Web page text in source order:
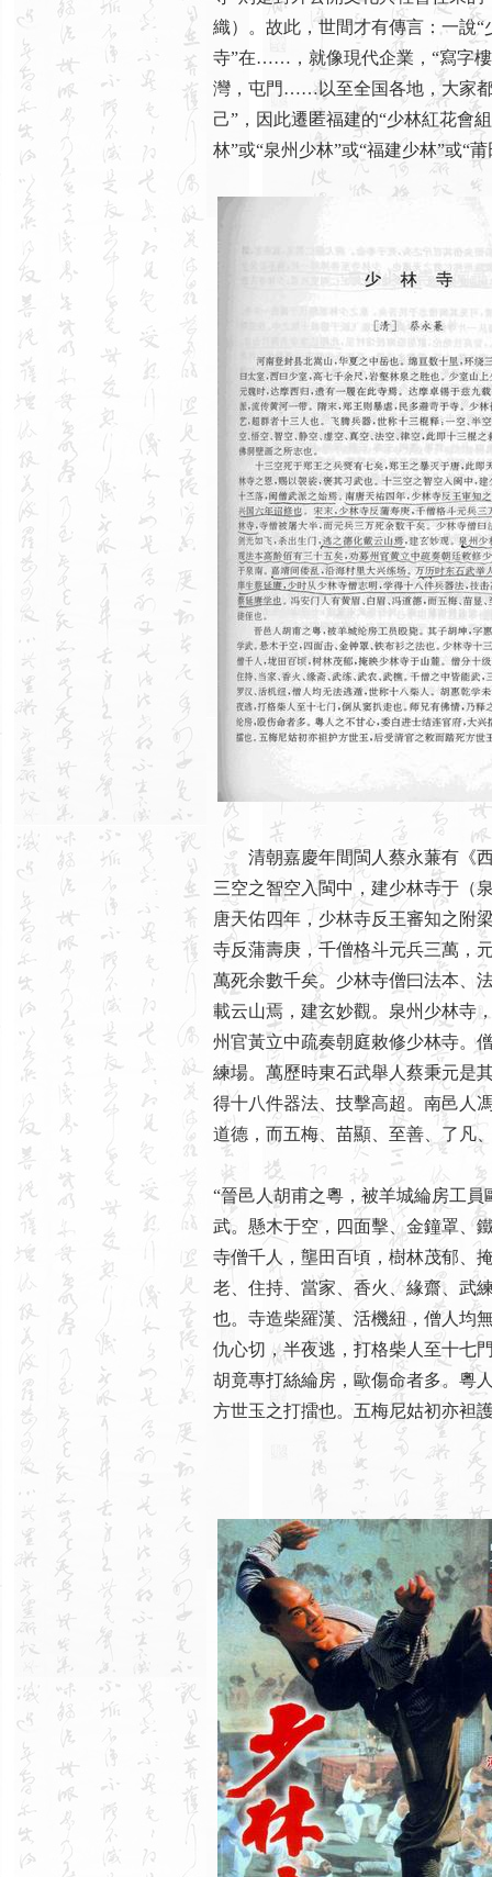
織）。故此，世間才有傳言：一說“
寺”在……，就像現代企業，“寫字樓
灣，屯門……以至全国各地，大家都
己”，因此遷匿福建的“少林紅花會
林”或“泉州少林”或“福建少林”或“
清朝嘉慶年間閩人蔡永蒹有《西
三空之智空入閩中，建少林寺于（
唐天佑四年，少林寺反王審知之附
寺反蒲壽庚，千僧格斗元兵三萬，
萬死余數千矣。少林寺僧曰法本、
載云山焉，建玄妙觀。泉州少林寺
州官黃立中疏奏朝庭敕修少林寺。
練場。萬歷時東石武舉人蔡秉元是
得十八件器法、技擊高超。南邑人
道德，而五梅、苗顯、至善、了凡
“晉邑人胡甫之粵，被羊城綸房工
武。懸木于空，四面擊、金鐘罩、
寺僧千人，壟田百頃，樹林茂郁、
老、住持、當家、香火、緣齋、武
也。寺造柴羅漢、活機紐，僧人均
仇心切，半夜逃，打格柴人至十七
胡竟專打絲綸房，歐傷命者多。粵
方世玉之打擂也。五梅尼姑初亦袒